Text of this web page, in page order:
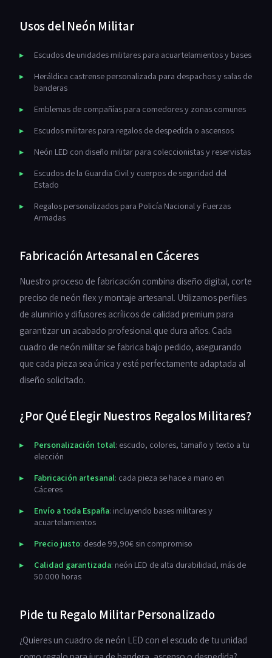
Usos del Neón Militar
Escudos de unidades militares para acuartelamientos y bases
Heráldica castrense personalizada para despachos y salas de
banderas
Emblemas de compañías para comedores y zonas comunes
Escudos militares para regalos de despedida o ascensos
Neón LED con diseño militar para coleccionistas y reservistas
Escudos de la Guardia Civil y cuerpos de seguridad del
Estado
Regalos personalizados para Policía Nacional y Fuerzas
Armadas
Fabricación Artesanal en Cáceres
Nuestro proceso de fabricación combina diseño digital, corte
preciso de neón flex y montaje artesanal. Utilizamos perfiles
de aluminio y difusores acrílicos de calidad premium para
garantizar un acabado profesional que dura años. Cada
cuadro de neón militar se fabrica bajo pedido, asegurando
que cada pieza sea única y esté perfectamente adaptada al
diseño solicitado.
¿Por Qué Elegir Nuestros Regalos Militares?
Personalización total: escudo, colores, tamaño y texto a tu
elección
Fabricación artesanal: cada pieza se hace a mano en
Cáceres
Envío a toda España: incluyendo bases militares y
acuartelamientos
Precio justo: desde 99,90€ sin compromiso
Calidad garantizada: neón LED de alta durabilidad, más de
50.000 horas
Pide tu Regalo Militar Personalizado
¿Quieres un cuadro de neón LED con el escudo de tu unidad